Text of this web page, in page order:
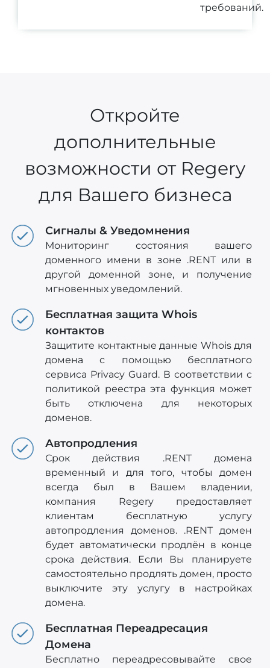
требований.
Откройте
дополнительные
возможности от Regery
для Вашего бизнеса
Сигналы & Уведомнения
Мониторинг состояния вашего
доменного имени в зоне .RENT или в
другой доменной зоне, и получение
мгновенных уведомлений.
Бесплатная защита Whois
контактов
Защитите контактные данные Whois для
домена с помощью бесплатного
сервиса Privacy Guard. В соответствии с
политикой реестра эта функция может
быть отключена для некоторых
доменов.
Автопродления
Срок действия .RENT домена
временный и для того, чтобы домен
всегда был в Вашем владении,
компания Regery предоставляет
клиентам бесплатную услугу
автопродления доменов. .RENT домен
будет автоматически продлён в конце
срока действия. Если Вы планируете
самостоятельно продлять домен, просто
выключите эту услугу в настройках
домена.
Бесплатная Переадресация
Домена
Бесплатно переадресовывайте свое